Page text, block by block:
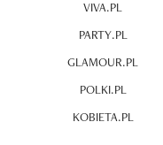
VIVA.PL
PARTY.PL
GLAMOUR.PL
POLKI.PL
KOBIETA.PL